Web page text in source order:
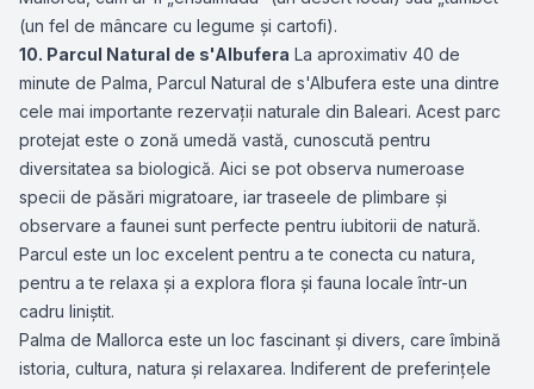
(un fel de mâncare cu legume și cartofi).
10. Parcul Natural de s'Albufera La aproximativ 40 de
minute de Palma, Parcul Natural de s'Albufera este una dintre
cele mai importante rezervații naturale din Baleari. Acest parc
protejat este o zonă umedă vastă, cunoscută pentru
diversitatea sa biologică. Aici se pot observa numeroase
specii de păsări migratoare, iar traseele de plimbare și
observare a faunei sunt perfecte pentru iubitorii de natură.
Parcul este un loc excelent pentru a te conecta cu natura,
pentru a te relaxa și a explora flora și fauna locale într-un
cadru liniștit.
Palma de Mallorca este un loc fascinant și divers, care îmbină
istoria, cultura, natura și relaxarea. Indiferent de preferințele